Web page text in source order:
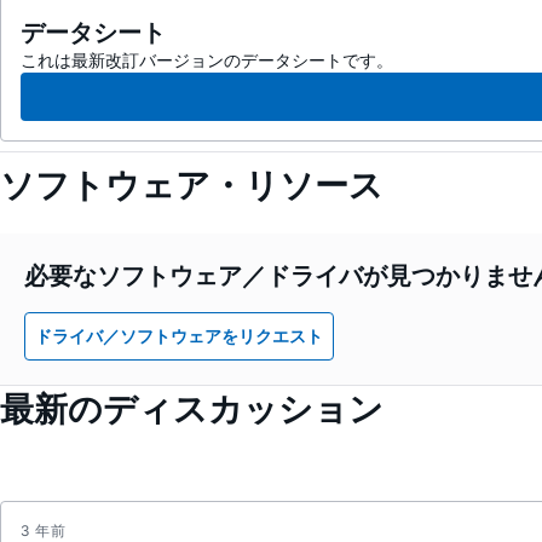
データシート
これは最新改訂バージョンのデータシートです。
ソフトウェア・リソース
必要なソフトウェア／ドライバが見つかりませ
ドライバ／ソフトウェアをリクエスト
最新のディスカッション
3 年前